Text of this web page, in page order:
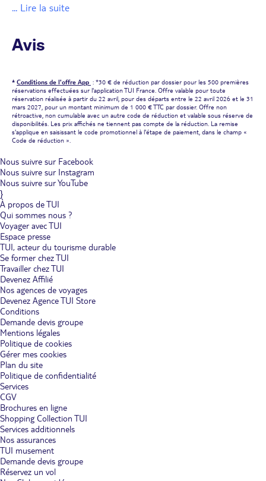
... Lire la suite
Avis
* Conditions de l'offre App : *30 € de réduction par dossier pour les 500 premières
réservations effectuées sur l'application TUI France. Offre valable pour toute
réservation réalisée à partir du 22 avril, pour des départs entre le 22 avril 2026 et le 31
mars 2027, pour un montant minimum de 1 000 € TTC par dossier. Offre non
rétroactive, non cumulable avec un autre code de réduction et valable sous réserve de
disponibilités. Les prix affichés ne tiennent pas compte de la réduction. La remise
s'applique en saisissant le code promotionnel à l'étape de paiement, dans le champ «
Code de réduction ».
Nous suivre sur Facebook
Nous suivre sur Instagram
Nous suivre sur YouTube
}
À propos de TUI
Qui sommes nous ?
Voyager avec TUI
Espace presse
TUI, acteur du tourisme durable
Se former chez TUI
Travailler chez TUI
Devenez Affilié
Nos agences de voyages
Devenez Agence TUI Store
Conditions
Demande devis groupe
Mentions légales
Politique de cookies
Gérer mes cookies
Plan du site
Politique de confidentialité
Services
CGV
Brochures en ligne
Shopping Collection TUI
Services additionnels
Nos assurances
TUI musement
Demande devis groupe
Réservez un vol